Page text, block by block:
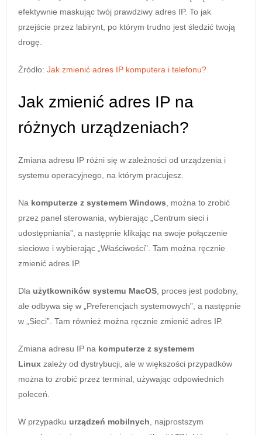
efektywnie maskując twój prawdziwy adres IP. To jak
przejście przez labirynt, po którym trudno jest śledzić twoją
drogę.
Źródło: Jak zmienić adres IP komputera i telefonu?
Jak zmienić adres IP na
różnych urządzeniach?
Zmiana adresu IP różni się w zależności od urządzenia i
systemu operacyjnego, na którym pracujesz.
Na komputerze z systemem Windows , można to zrobić
przez panel sterowania, wybierając „Centrum sieci i
udostępniania”, a następnie klikając na swoje połączenie
sieciowe i wybierając „Właściwości”. Tam można ręcznie
zmienić adres IP.
Dla użytkowników systemu MacOS , proces jest podobny,
ale odbywa się w „Preferencjach systemowych”, a następnie
w „Sieci”. Tam również można ręcznie zmienić adres IP.
Zmiana adresu IP na komputerze z systemem
Linux zależy od dystrybucji, ale w większości przypadków
można to zrobić przez terminal, używając odpowiednich
poleceń.
W przypadku urządzeń mobilnych , najprostszym